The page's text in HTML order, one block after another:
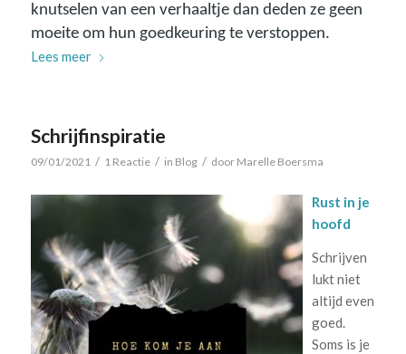
knutselen van een verhaaltje dan deden ze geen
moeite om hun goedkeuring te verstoppen.
Lees meer
Schrijfinspiratie
09/01/2021 / 1 Reactie / in Blog / door Marelle Boersma
Rust in je
hoofd
Schrijven
lukt niet
altijd even
goed.
Soms is je